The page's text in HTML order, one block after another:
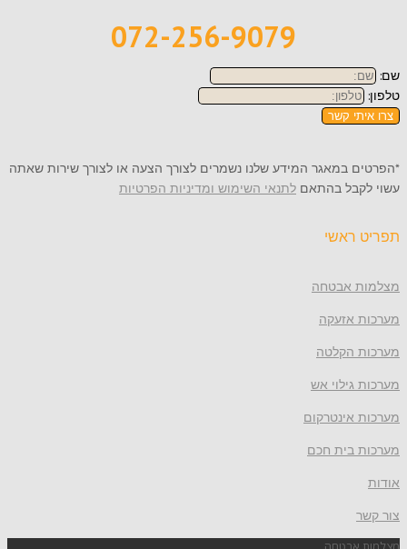
072-256-9079
קשר
במאגר המידע שלנו נשמרים לצורך הצעה או לצורך שירות שאתה
בהתאם לתנאי השימוש ומדיניות הפרטיות
ראשי
אבטחה
אזעקה
הקלטה
אש
אינטרקום
בית חכם